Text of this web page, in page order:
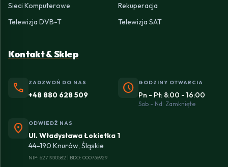
Sieci Komputerowe
Rekuperacja
Telewizja DVB-T
Telewizja SAT
Kontakt & Sklep
phone ZADZWOŃ DO NAS
+48 880 628 509 schedule GODZINY OTWARCIA
Pn - Pt: 8:00 - 16:00
Sob - Nd: Zamknięte
location_on ODWIEDŹ NAS
Ul. Władysława Łokietka 1
44-190 Knurów, Śląskie
NIP: 6271930582 | BDO: 000736929